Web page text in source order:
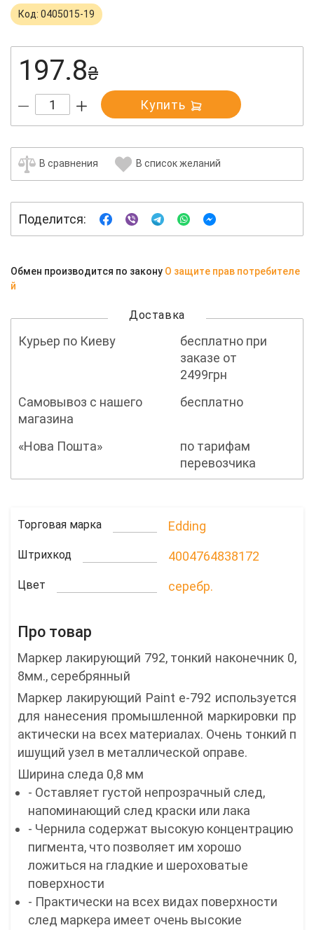
Код: 0405015-19
197.8₴
Купить
В сравнения В список желаний
Поделится:
Обмен производится по закону О защите прав потребителе
й
Доставка
Курьер по Киеву
бесплатно при
заказе от
2499грн
Самовывоз с нашего
магазина
бесплатно
«Нова Пошта»
по тарифам
перевозчика
Торговая марка Edding
Штрихкод 4004764838172
Цвет серебр.
Про товар
Маркер лакирующий 792, тонкий наконечник 0,
8мм., серебрянный
Маркер лакирующий Paint e-792 используется
для нанесения промышленной маркировки пр
актически на всех материалах. Очень тонкий п
ишущий узел в металлической оправе.
Ширина следа 0,8 мм
- Оставляет густой непрозрачный след,
напоминающий след краски или лака
- Чернила содержат высокую концентрацию
пигмента, что позволяет им хорошо
ложиться на гладкие и шероховатые
поверхности
- Практически на всех видах поверхности
след маркера имеет очень высокие